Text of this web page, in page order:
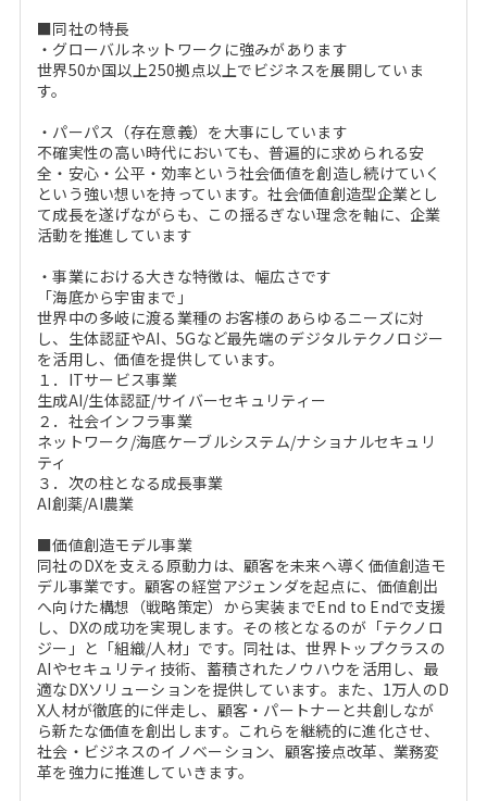
■同社の特長
・グローバルネットワークに強みがあります
世界50か国以上250拠点以上でビジネスを展開していま
す。
・パーパス（存在意義）を大事にしています
不確実性の高い時代においても、普遍的に求められる安
全・安心・公平・効率という社会価値を創造し続けていく
という強い想いを持っています。社会価値創造型企業とし
て成長を遂げながらも、この揺るぎない理念を軸に、企業
活動を推進しています
・事業における大きな特徴は、幅広さです
「海底から宇宙まで」
世界中の多岐に渡る業種のお客様のあらゆるニーズに対
し、生体認証やAI、5Gなど最先端のデジタルテクノロジー
を活用し、価値を提供しています。
１．ITサービス事業
生成AI/生体認証/サイバーセキュリティー
２．社会インフラ事業
ネットワーク/海底ケーブルシステム/ナショナルセキュリ
ティ
３．次の柱となる成長事業
AI創薬/AI農業
■価値創造モデル事業
同社のDXを支える原動力は、顧客を未来へ導く価値創造モ
デル事業です。顧客の経営アジェンダを起点に、価値創出
へ向けた構想（戦略策定）から実装までEnd to Endで支援
し、DXの成功を実現します。その核となるのが「テクノロ
ジー」と「組織/人材」です。同社は、世界トップクラスの
AIやセキュリティ技術、蓄積されたノウハウを活用し、最
適なDXソリューションを提供しています。また、1万人のD
X人材が徹底的に伴走し、顧客・パートナーと共創しなが
ら新たな価値を創出します。これらを継続的に進化させ、
社会・ビジネスのイノベーション、顧客接点改革、業務変
革を強力に推進していきます。